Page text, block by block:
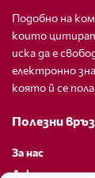
Подобно на
които
иска да е
електронно
която й се
Полезни
За нас
Декларация